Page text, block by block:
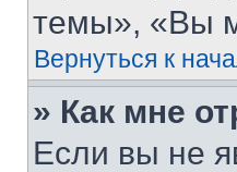
темы», «Вы
Вернуться к
» Как мне
Если вы не